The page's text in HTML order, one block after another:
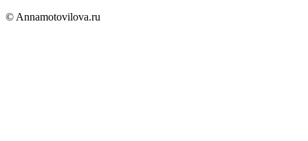
© Annamotovilova.ru